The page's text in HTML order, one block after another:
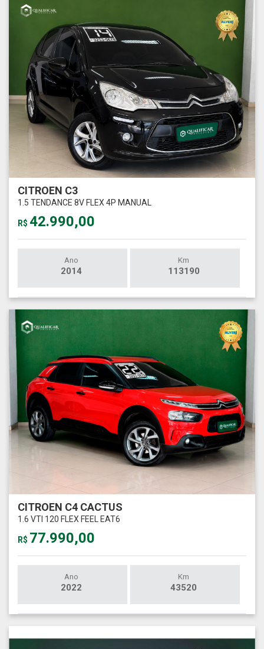
CITROEN C3
1.5 TENDANCE 8V FLEX 4P MANUAL
R$ 42.990,00
Ano
2014
Km
113190
CITROEN C4 CACTUS
1.6 VTI 120 FLEX FEEL EAT6
R$ 77.990,00
Ano
2022
Km
43520